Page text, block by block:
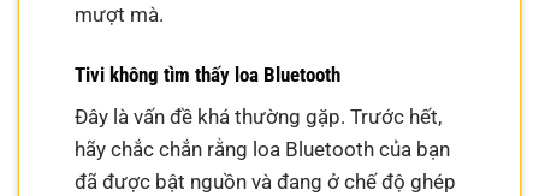
mượt mà.
Tivi không tìm thấy loa Bluetooth
Đây là vấn đề khá thường gặp. Trước hết,
hãy chắc chắn rằng loa Bluetooth của bạn
đã được bật nguồn và đang ở chế độ ghép